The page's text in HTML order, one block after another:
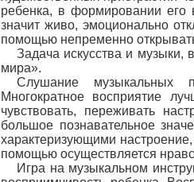
ребенка, в формировании его
значит живо, эмоционально
помощью непременно
Задача искусства и музыки,
мира».
Слушание музыкальных
Многократное восприятие
чувствовать, переживать
большое познавательное
характеризующими
помощью осуществляется
Игра на музыкальном